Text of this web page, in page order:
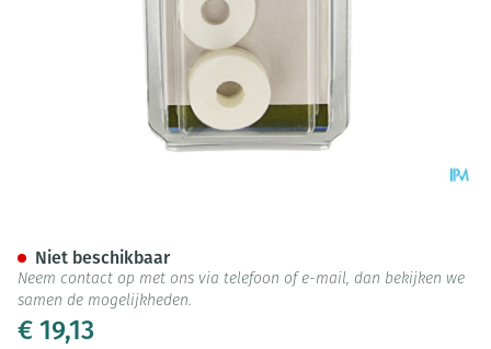
€ 19,13
Niet beschikbaar
Neem contact op met ons via telefoon of e-mail, dan bekijken we
samen de mogelijkheden.